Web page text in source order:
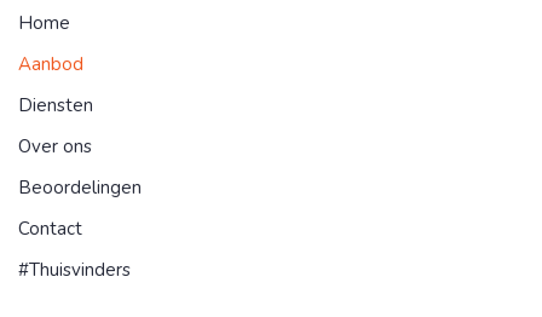
Home
Aanbod
Diensten
Over ons
Beoordelingen
Contact
#Thuisvinders